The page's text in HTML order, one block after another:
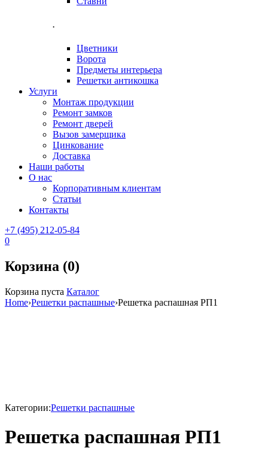
.
Цветники
Ворота
Предметы интерьера
Решетки антикошка
Услуги
Монтаж продукции
Ремонт замков
Ремонт дверей
Вызов замерщика
Цинкование
Доставка
Наши работы
О нас
Корпоративным клиентам
Статьи
Контакты
+7 (495) 212-05-84
0
Корзина (0)
Корзина пуста Каталог
Home›Решетки распашные›Решетка распашная РП1
Категории:Решетки распашные
Решетка распашная РП1